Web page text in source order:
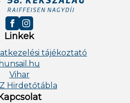
Linkek
tájékoztató
hunsail.hu
Vihar
Hirdetőtábla